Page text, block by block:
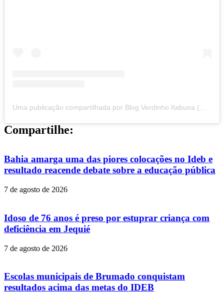
Compartilhe:
Bahia amarga uma das piores colocações no Ideb e
resultado reacende debate sobre a educação pública
7 de agosto de 2026
Idoso de 76 anos é preso por estuprar criança com
deficiência em Jequié
7 de agosto de 2026
Escolas municipais de Brumado conquistam
resultados acima das metas do IDEB